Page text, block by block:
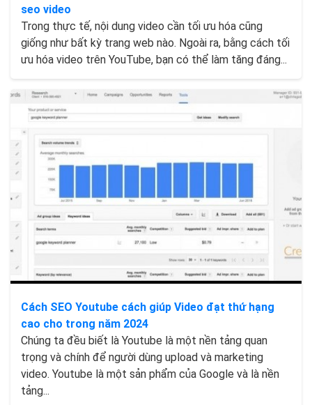
seo video
Trong thực tế, nội dung video cần tối ưu hóa cũng
giống như bất kỳ trang web nào. Ngoài ra, bằng cách tối
ưu hóa video trên YouTube, bạn có thể làm tăng đáng...
Cách SEO Youtube cách giúp Video đạt thứ hạng
cao cho trong năm 2024
Chúng ta đều biết là Youtube là một nền tảng quan
trọng và chính để người dùng upload và marketing
video. Youtube là một sản phẩm của Google và là nền
tảng...